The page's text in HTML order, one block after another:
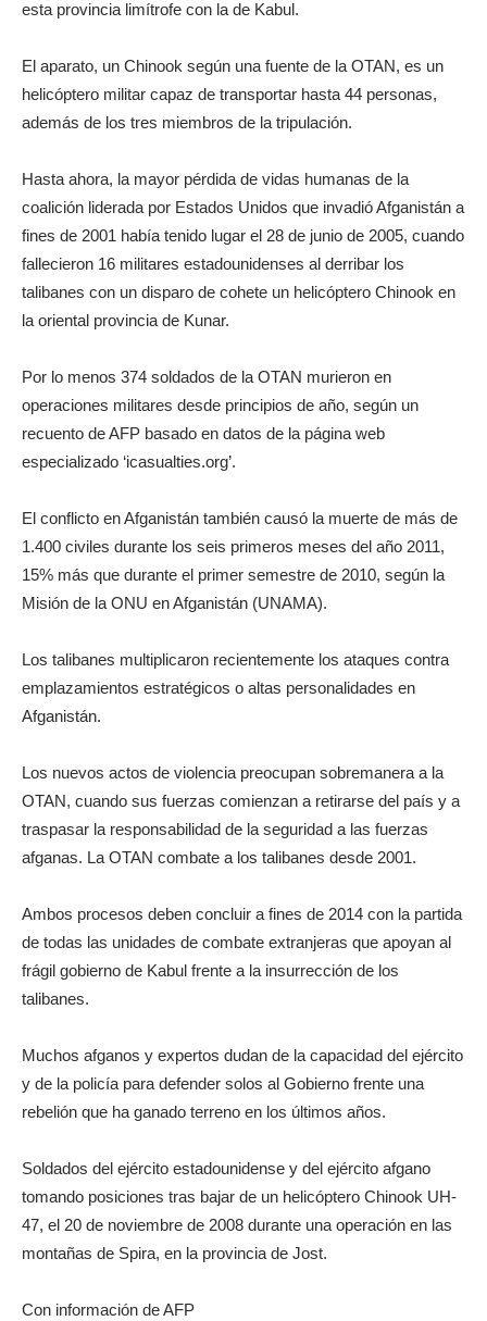
esta provincia limítrofe con la de Kabul.
El aparato, un Chinook según una fuente de la OTAN, es un
helicóptero militar capaz de transportar hasta 44 personas,
además de los tres miembros de la tripulación.
Hasta ahora, la mayor pérdida de vidas humanas de la
coalición liderada por Estados Unidos que invadió Afganistán a
fines de 2001 había tenido lugar el 28 de junio de 2005, cuando
fallecieron 16 militares estadounidenses al derribar los
talibanes con un disparo de cohete un helicóptero Chinook en
la oriental provincia de Kunar.
Por lo menos 374 soldados de la OTAN murieron en
operaciones militares desde principios de año, según un
recuento de AFP basado en datos de la página web
especializado ‘icasualties.org’.
El conflicto en Afganistán también causó la muerte de más de
1.400 civiles durante los seis primeros meses del año 2011,
15% más que durante el primer semestre de 2010, según la
Misión de la ONU en Afganistán (UNAMA).
Los talibanes multiplicaron recientemente los ataques contra
emplazamientos estratégicos o altas personalidades en
Afganistán.
Los nuevos actos de violencia preocupan sobremanera a la
OTAN, cuando sus fuerzas comienzan a retirarse del país y a
traspasar la responsabilidad de la seguridad a las fuerzas
afganas. La OTAN combate a los talibanes desde 2001.
Ambos procesos deben concluir a fines de 2014 con la partida
de todas las unidades de combate extranjeras que apoyan al
frágil gobierno de Kabul frente a la insurrección de los
talibanes.
Muchos afganos y expertos dudan de la capacidad del ejército
y de la policía para defender solos al Gobierno frente una
rebelión que ha ganado terreno en los últimos años.
Soldados del ejército estadounidense y del ejército afgano
tomando posiciones tras bajar de un helicóptero Chinook UH-
47, el 20 de noviembre de 2008 durante una operación en las
montañas de Spira, en la provincia de Jost.
Con información de AFP